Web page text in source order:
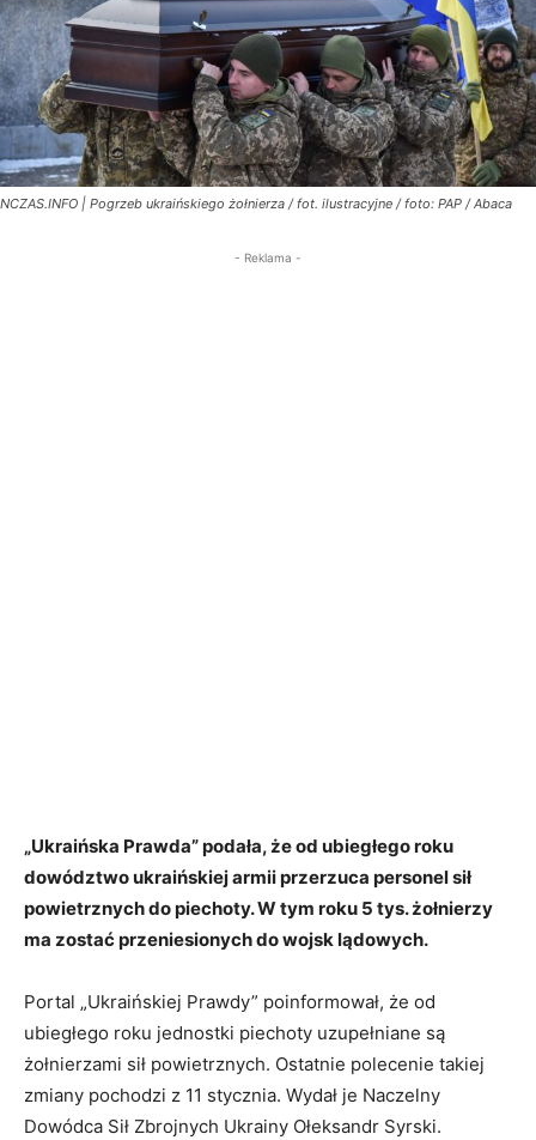
NCZAS.INFO | Pogrzeb ukraińskiego żołnierza / fot. ilustracyjne / foto: PAP / Abaca
- Reklama -
„Ukraińska Prawda” podała, że od ubiegłego roku
dowództwo ukraińskiej armii przerzuca personel sił
powietrznych do piechoty. W tym roku 5 tys. żołnierzy
ma zostać przeniesionych do wojsk lądowych.
Portal „Ukraińskiej Prawdy” poinformował, że od
ubiegłego roku jednostki piechoty uzupełniane są
żołnierzami sił powietrznych. Ostatnie polecenie takiej
zmiany pochodzi z 11 stycznia. Wydał je Naczelny
Dowódca Sił Zbrojnych Ukrainy Ołeksandr Syrski.